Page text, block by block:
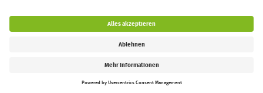
Barrierefreiheitserklärung
Follow us: